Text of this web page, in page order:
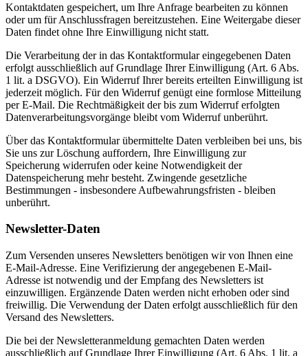
Kontaktdaten gespeichert, um Ihre Anfrage bearbeiten zu können
oder um für Anschlussfragen bereitzustehen. Eine Weitergabe dieser
Daten findet ohne Ihre Einwilligung nicht statt.
Die Verarbeitung der in das Kontaktformular eingegebenen Daten
erfolgt ausschließlich auf Grundlage Ihrer Einwilligung (Art. 6 Abs.
1 lit. a DSGVO). Ein Widerruf Ihrer bereits erteilten Einwilligung ist
jederzeit möglich. Für den Widerruf genügt eine formlose Mitteilung
per E-Mail. Die Rechtmäßigkeit der bis zum Widerruf erfolgten
Datenverarbeitungsvorgänge bleibt vom Widerruf unberührt.
Über das Kontaktformular übermittelte Daten verbleiben bei uns, bis
Sie uns zur Löschung auffordern, Ihre Einwilligung zur
Speicherung widerrufen oder keine Notwendigkeit der
Datenspeicherung mehr besteht. Zwingende gesetzliche
Bestimmungen - insbesondere Aufbewahrungsfristen - bleiben
unberührt.
Newsletter-Daten
Zum Versenden unseres Newsletters benötigen wir von Ihnen eine
E-Mail-Adresse. Eine Verifizierung der angegebenen E-Mail-
Adresse ist notwendig und der Empfang des Newsletters ist
einzuwilligen. Ergänzende Daten werden nicht erhoben oder sind
freiwillig. Die Verwendung der Daten erfolgt ausschließlich für den
Versand des Newsletters.
Die bei der Newsletteranmeldung gemachten Daten werden
ausschließlich auf Grundlage Ihrer Einwilligung (Art. 6 Abs. 1 lit. a